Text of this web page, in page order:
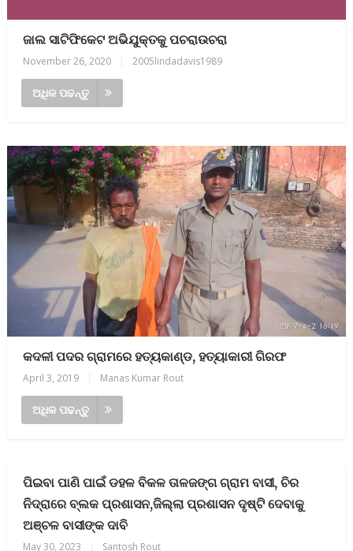
ଜାଲ ସାଟିଫିକେଟ ଅଭିଯୁକ୍ତକୁ ପଚରାଉଚରା
November 26, 2020 2005lindadavis1989
ଅଧିକ ପଢନ୍ତୁ
କଦଳୀ ପଦର ଗ୍ରାମରେ ହତ୍ୟକାଣ୍ଡ, ହତ୍ୟାକାରୀ ଗିରଫ
April 3, 2019 Manas Kumar Rout
ଅଧିକ ପଢନ୍ତୁ
ପିଇବା ପାଣି ପାଇଁ ଡହଳ ବିକଳ ତାଳଜଙ୍ଗ ଗ୍ରାମ ବାସୀ, ଚିର
ନିଦ୍ରାରେ ବ୍ଲକ ପ୍ରଶାସନ,ଜିଲ୍ଲା ପ୍ରଶାସନ ଦୃଷ୍ଟି ଦେବାକୁ
ଅଞ୍ଚଳ ବାସୀଙ୍କ ଦାବି
May 30, 2023 Santosh Rout